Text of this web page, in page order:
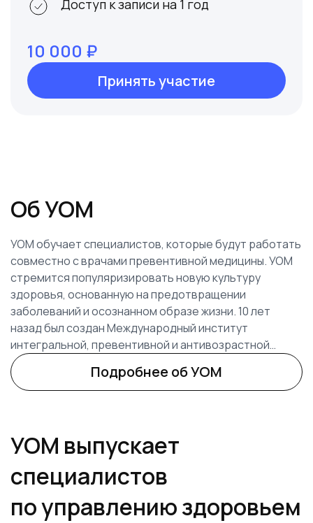
Доступ к записи на 1 год
10 000 ₽
Принять участие
Об УОМ
УОМ обучает специалистов, которые будут работать
совместно с врачами превентивной медицины. УОМ
стремится популяризировать новую культуру
здоровья, основанную на предотвращении
заболеваний и осознанном образе жизни. 10 лет
назад был создан Международный институт
интегральной, превентивной и антивозрастной
медицины PreventAge, который занимается
переподготовкой врачей. В 2018 году мы поняли, что
есть необходимость в новых специалистах, которые
Подробнее об УОМ
УОМ выпускает
специалистов
по управлению здоровьем